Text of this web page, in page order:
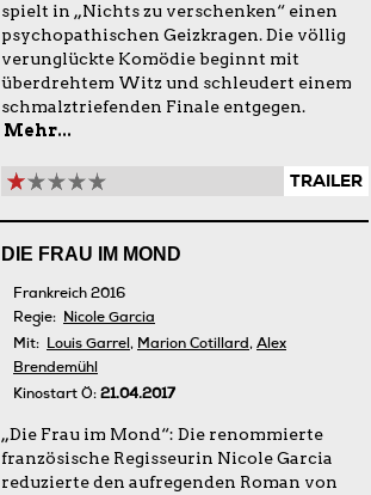
spielt in „Nichts zu verschenken“ einen
psychopathischen Geizkragen. Die völlig
verunglückte Komödie beginnt mit
überdrehtem Witz und schleudert einem
schmalztriefenden Finale entgegen.
Mehr...
TRAILER
DIE FRAU IM MOND
Frankreich 2016
Regie: Nicole Garcia
Mit: Louis Garrel, Marion Cotillard, Alex
Brendemühl
Kinostart Ö: 21.04.2017
„Die Frau im Mond“: Die renommierte
französische Regisseurin Nicole Garcia
reduzierte den aufregenden Roman von